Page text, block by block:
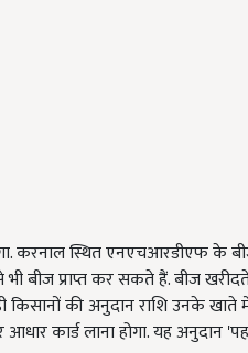
करनाल स्थित एनएचआरडीएफ के
बीज प्राप्त कर सकते हैं. बीज
की अनुदान राशि उनके खाते
आधार कार्ड लाना होगा. यह